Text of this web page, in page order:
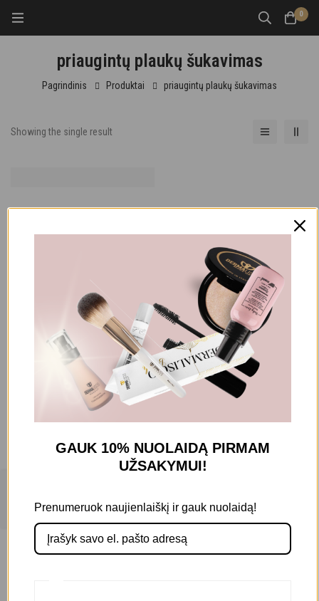
0
priaugintų plaukų šukavimas
Pagrindinis Produktai priaugintų plaukų šukavimas
Filtruoti kategorijas
Plaukų priauginimo meistrams (1)
Prekės ženklas
Showing the single result
PRIAUGINTIEMS PLAUKAMS
GAUK 10% NUOLAIDĄ PIRMAM
UŽSAKYMUI!
Prenumeruok naujienlaiškį ir gauk nuolaidą!